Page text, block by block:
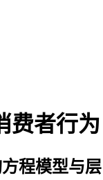
费者行为
程模型与层